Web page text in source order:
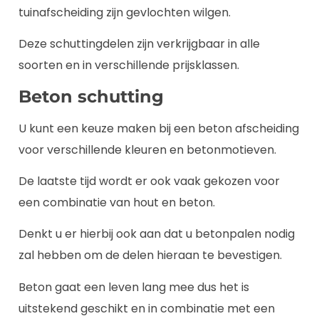
tuinafscheiding zijn gevlochten wilgen.
Deze schuttingdelen zijn verkrijgbaar in alle
soorten en in verschillende prijsklassen.
Beton schutting
U kunt een keuze maken bij een beton afscheiding
voor verschillende kleuren en betonmotieven.
De laatste tijd wordt er ook vaak gekozen voor
een combinatie van hout en beton.
Denkt u er hierbij ook aan dat u betonpalen nodig
zal hebben om de delen hieraan te bevestigen.
Beton gaat een leven lang mee dus het is
uitstekend geschikt en in combinatie met een